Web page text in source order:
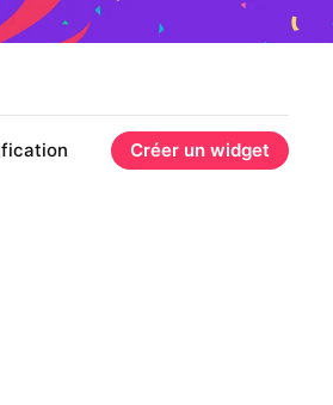
Créer un widget